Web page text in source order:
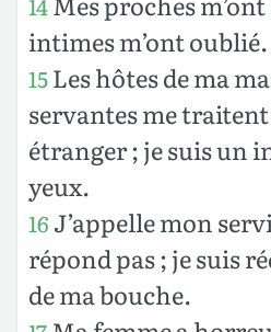
intimes m’ont oublié.
15Les hôtes de ma
servantes me
étranger ; je suis un
yeux.
16 J’appelle mon
répond pas ; je suis
de ma bouche.